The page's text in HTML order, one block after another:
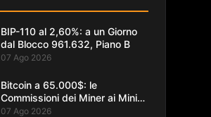
BIP-110 al 2,60%: a un Giorno
dal Blocco 961.632, Piano B
07 Ago 2026
Bitcoin a 65.000$: le
Commissioni dei Miner ai Minimi
da un Decennio
07 Ago 2026